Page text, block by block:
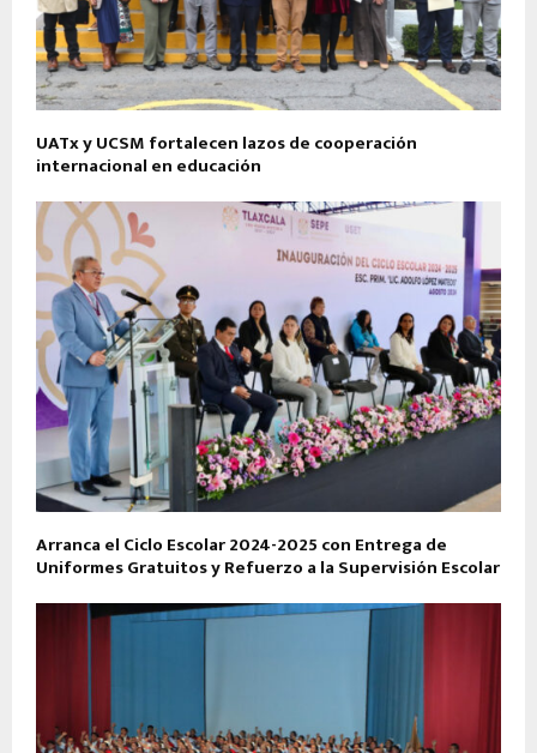
UATx y UCSM fortalecen lazos de cooperación
internacional en educación
Arranca el Ciclo Escolar 2024-2025 con Entrega de
Uniformes Gratuitos y Refuerzo a la Supervisión Escolar